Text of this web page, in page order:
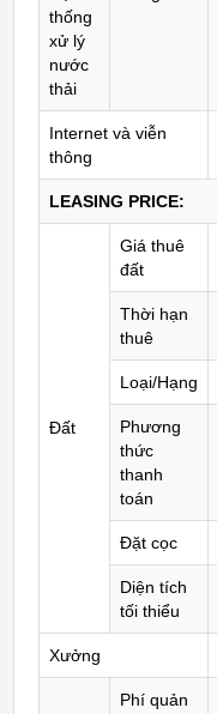
thống
xử lý
nước
thải
Internet và viễn
thông
LEASING PRICE:
Đất
Giá thuê
đất
Thời hạn
thuê
Loại/Hạng
Phương
thức
thanh
toán
Đặt cọc
Diện tích
tối thiểu
Xưởng
Phí quản